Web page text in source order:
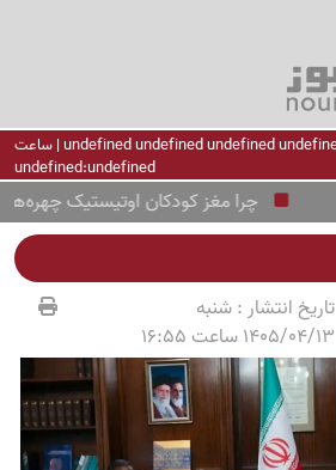
undefined undefined undefined undefined | ساعت
undefined:undefined
چرا مغز کودکان اوتیستیک چهره‌ها را
تاریخ انتشار :شنبه
1405/04/13 ساعت 16:55